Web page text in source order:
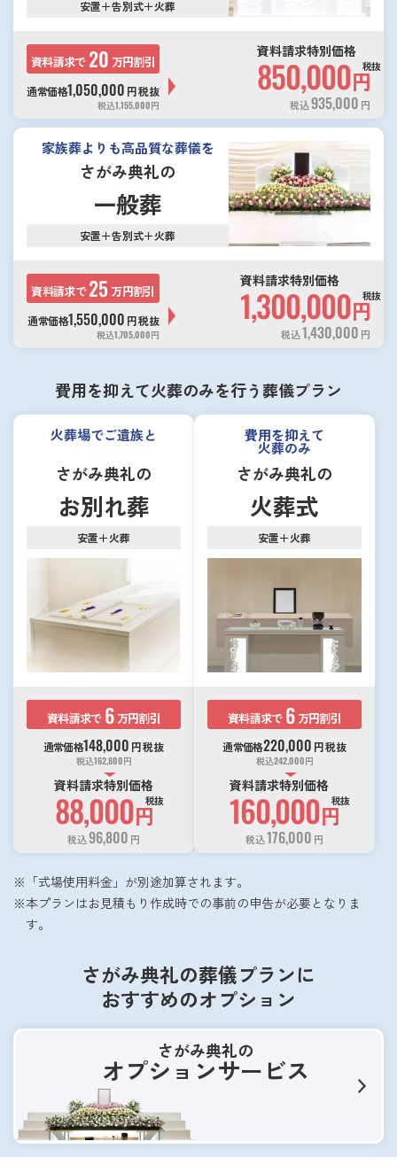
安置＋告別式＋火葬
資料請求で 20 万円割引
通常価格1,050,000 円税抜
税込1,155,000円
資料請求特別価格
850,000円
税抜
税込935,000 円
家族葬よりも高品質な葬儀を
さがみ典礼の
一般葬
安置＋告別式＋火葬
資料請求で 25 万円割引
通常価格1,550,000 円税抜
税込1,705,000円
資料請求特別価格
1,300,000円
税抜
税込1,430,000 円
費用を抑えて火葬のみを行う葬儀プラン
火葬場でご遺族と
さがみ典礼の
お別れ葬
安置＋火葬
資料請求で 6 万円割引
通常価格148,000 円税抜
税込162,800円
資料請求特別価格
88,000円
税抜
税込96,800 円
費用を抑えて
火葬のみ
さがみ典礼の
火葬式
安置＋火葬
資料請求で 6 万円割引
通常価格220,000 円税抜
税込242,000円
資料請求特別価格
160,000円
税抜
税込176,000 円
「式場使用料金」が別途加算されます。
本プランはお見積もり作成時での事前の申告が必要となりま
す。
さがみ典礼の葬儀プランに
おすすめのオプション
さがみ典礼の
オプションサービス